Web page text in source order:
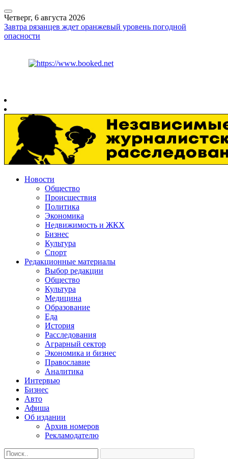
Четверг, 6 августа 2026
Завтра рязанцев ждет оранжевый уровень погодной
опасности
Новости
Общество
Происшествия
Политика
Экономика
Недвижимость и ЖКХ
Бизнес
Культура
Спорт
Редакционные материалы
Выбор редакции
Общество
Культура
Медицина
Образование
Еда
История
Расследования
Аграрный сектор
Экономика и бизнес
Православие
Аналитика
Интервью
Бизнес
Авто
Афиша
Об издании
Архив номеров
Рекламодателю